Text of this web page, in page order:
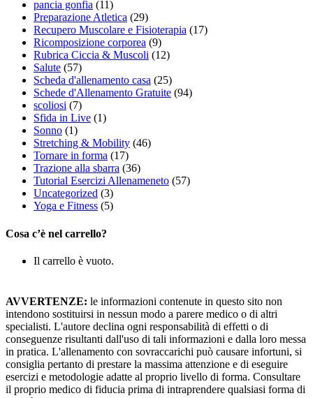
pancia gonfia (11)
Preparazione Atletica (29)
Recupero Muscolare e Fisioterapia (17)
Ricomposizione corporea (9)
Rubrica Ciccia & Muscoli (12)
Salute (57)
Scheda d'allenamento casa (25)
Schede d'Allenamento Gratuite (94)
scoliosi (7)
Sfida in Live (1)
Sonno (1)
Stretching & Mobility (46)
Tornare in forma (17)
Trazione alla sbarra (36)
Tutorial Esercizi Allenameneto (57)
Uncategorized (3)
Yoga e Fitness (5)
Cosa c’è nel carrello?
Il carrello è vuoto.
AVVERTENZE: le informazioni contenute in questo sito non
intendono sostituirsi in nessun modo a parere medico o di altri
specialisti. L'autore declina ogni responsabilità di effetti o di
conseguenze risultanti dall'uso di tali informazioni e dalla loro messa
in pratica. L'allenamento con sovraccarichi può causare infortuni, si
consiglia pertanto di prestare la massima attenzione e di eseguire
esercizi e metodologie adatte al proprio livello di forma. Consultare
il proprio medico di fiducia prima di intraprendere qualsiasi forma di